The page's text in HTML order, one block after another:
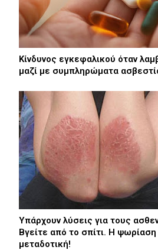
Κίνδυνος εγκεφαλικού όταν
μαζί με συμπληρώματα
Υπάρχουν λύσεις για τους
Βγείτε από το σπίτι. Η ψωρίαση
μεταδοτική!